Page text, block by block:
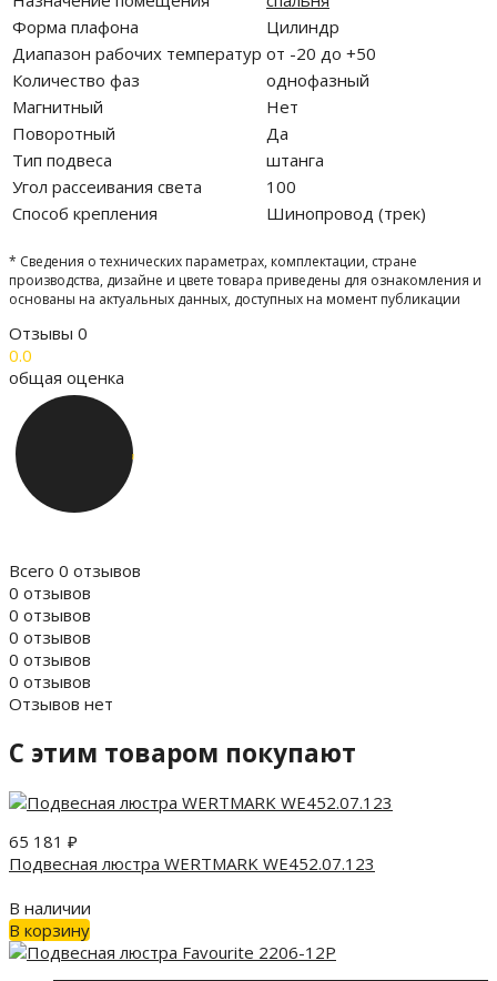
Форма плафона
Цилиндр
Диапазон рабочих температур от -20 до +50
Количество фаз
однофазный
Магнитный
Нет
Поворотный
Да
Тип подвеса
штанга
Угол рассеивания света
100
Способ крепления
Шинопровод (трек)
* Сведения о технических параметрах, комплектации, стране
производства, дизайне и цвете товара приведены для ознакомления и
основаны на актуальных данных, доступных на момент публикации
Отзывы 0
0.0
общая оценка
Всего 0 отзывов
0 отзывов
0 отзывов
0 отзывов
0 отзывов
0 отзывов
Отзывов нет
C этим товаром покупают
65 181 ₽
Подвесная люстра WERTMARK WE452.07.123
В наличии
В корзину